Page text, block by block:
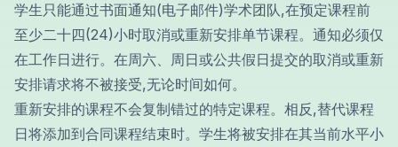
学生只能通过书面通知(电子邮件)学术团队,在预定课程前
至少二十四(24)小时取消或重新安排单节课程。通知必须仅
在工作日进行。在周六、周日或公共假日提交的取消或重新
安排请求将不被接受,无论时间如何。
重新安排的课程不会复制错过的特定课程。相反,替代课程
日将添加到合同课程结束时。学生将被安排在其当前水平小